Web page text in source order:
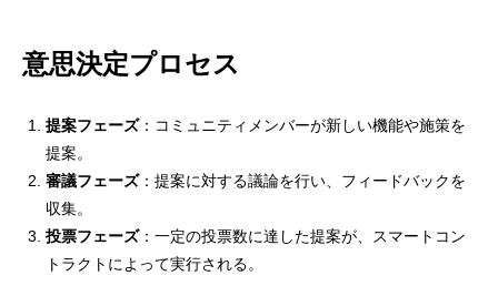
意思決定プロセス
提案フェーズ：コミュニティメンバーが新しい機能や施策を
提案。
審議フェーズ：提案に対する議論を行い、フィードバックを
収集。
投票フェーズ：一定の投票数に達した提案が、スマートコン
トラクトによって実行される。